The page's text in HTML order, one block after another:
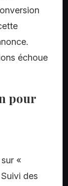
échoue
pour
«
des